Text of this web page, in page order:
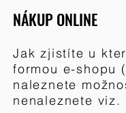
NÁKUP ONLINE
Jak zjistíte u
formou e-shopu
naleznete
nenaleznete